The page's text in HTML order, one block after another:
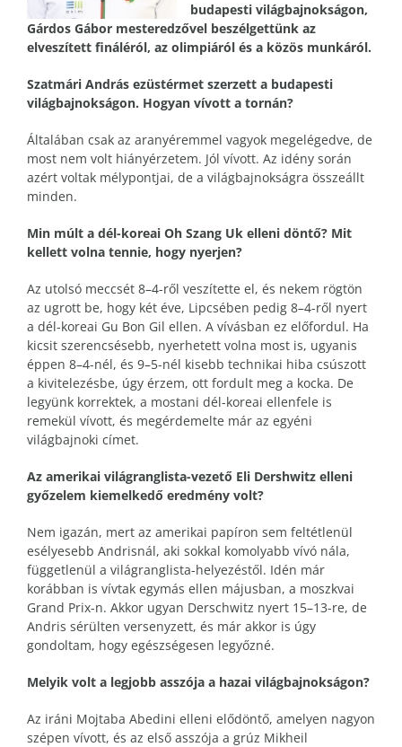
budapesti világbajnokságon,
Gárdos Gábor mesteredzővel beszélgettünk az
elveszített fináléról, az olimpiáról és a közös munkáról.
Szatmári András ezüstérmet szerzett a budapesti
világbajnokságon. Hogyan vívott a tornán?
Általában csak az aranyéremmel vagyok megelégedve, de
most nem volt hiányérzetem. Jól vívott. Az idény során
azért voltak mélypontjai, de a világbajnokságra összeállt
minden.
Min múlt a dél-koreai Oh Szang Uk elleni döntő? Mit
kellett volna tennie, hogy nyerjen?
Az utolsó meccsét 8–4-ről veszítette el, és nekem rögtön
az ugrott be, hogy két éve, Lipcsében pedig 8–4-ről nyert
a dél-koreai Gu Bon Gil ellen. A vívásban ez előfordul. Ha
kicsit szerencsésebb, nyerhetett volna most is, ugyanis
éppen 8–4-nél, és 9–5-nél kisebb technikai hiba csúszott
a kivitelezésbe, úgy érzem, ott fordult meg a kocka. De
legyünk korrektek, a mostani dél-koreai ellenfele is
remekül vívott, és megérdemelte már az egyéni
világbajnoki címet.
Az amerikai világranglista-vezető Eli Dershwitz elleni
győzelem kiemelkedő eredmény volt?
Nem igazán, mert az amerikai papíron sem feltétlenül
esélyesebb Andrisnál, aki sokkal komolyabb vívó nála,
függetlenül a világranglista-helyezéstől. Idén már
korábban is vívtak egymás ellen májusban, a moszkvai
Grand Prix-n. Akkor ugyan Derschwitz nyert 15–13-re, de
Andris sérülten versenyzett, és már akkor is úgy
gondoltam, hogy egészségesen legyőzné.
Melyik volt a legjobb asszója a hazai világbajnokságon?
Az iráni Mojtaba Abedini elleni elődöntő, amelyen nagyon
szépen vívott, és az első asszója a grúz Mikheil